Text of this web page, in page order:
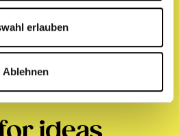
erlauben
Ablehnen